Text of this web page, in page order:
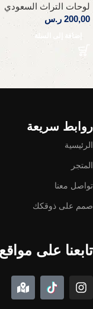
لوحات التراث السعودي
200,00 ر.س
إضافة إلى السلة
Read More
روابط سريعة
الرئيسية
المتجر
تواصل معنا
صمم على ذوقكك
تابعنا على